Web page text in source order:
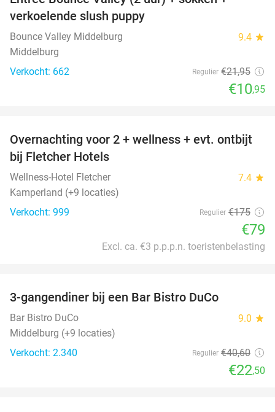
verkoelende slush puppy
Bounce Valley Middelburg 9.4 star
Middelburg
Verkocht: 662
Regulier €21,95
€10,95
55%
Overnachting voor 2 + wellness + evt. ontbijt
bij Fletcher Hotels
Wellness-Hotel Fletcher 7.4 star
Kamperland (+9 locaties)
Verkocht: 999
Regulier €175
€79
Excl. ca. €3 p.p.p.n. toeristenbelasting
3-gangendiner bij een Bar Bistro DuCo
Bar Bistro DuCo 9.0 star
Middelburg (+9 locaties)
Verkocht: 2.340
Regulier €40,60
€22,50